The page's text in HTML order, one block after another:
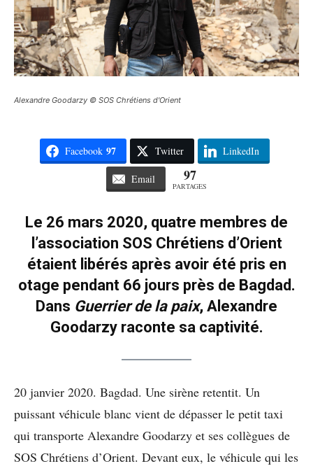
Alexandre Goodarzy © SOS Chrétiens d'Orient
Facebook 97 Twitter LinkedIn
Email 97
PARTAGES
Le 26 mars 2020, quatre membres de
l’association SOS Chrétiens d’Orient
étaient libérés après avoir été pris en
otage pendant 66 jours près de Bagdad.
Dans Guerrier de la paix, Alexandre
Goodarzy raconte sa captivité.
20 janvier 2020. Bagdad. Une sirène retentit. Un
puissant véhicule blanc vient de dépasser le petit taxi
qui transporte Alexandre Goodarzy et ses collègues de
SOS Chrétiens d’Orient. Devant eux, le véhicule qui les